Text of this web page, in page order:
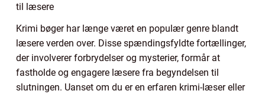
til læsere
Krimi bøger har længe været en populær genre blandt
læsere verden over. Disse spændingsfyldte fortællinger,
der involverer forbrydelser og mysterier, formår at
fastholde og engagere læsere fra begyndelsen til
slutningen. Uanset om du er en erfaren krimi-læser eller